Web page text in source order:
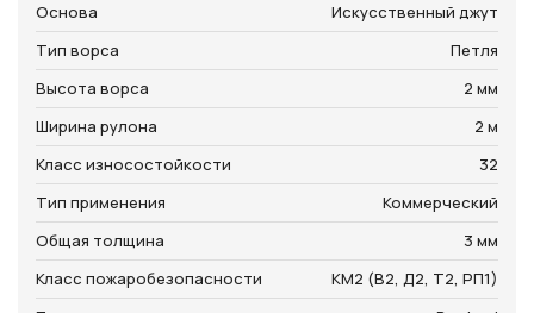
Основа
Искусственный джут
Тип ворса
Петля
Высота ворса
2 мм
Ширина рулона
2 м
Класс износостойкости
32
Тип применения
Коммерческий
Общая толщина
3 мм
Класс пожаробезопасности
КМ2 (В2, Д2, Т2, РП1)